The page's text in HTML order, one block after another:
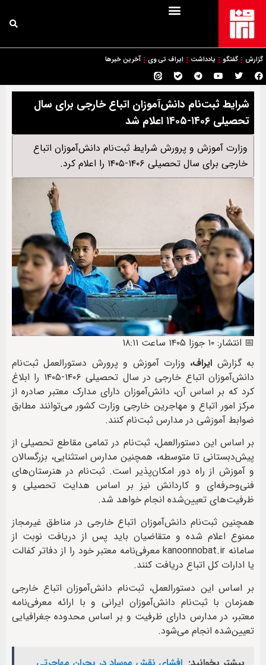
گزارش گفتگو یادداشت ایراف تی وی آخرین خبرها
شرایط ثبت‌نام دانش‌آموزان اتباع خارجی برای سال
تحصیلی ۱۴۰۶-۱۴۰۵ اعلام شد
وزارت آموزش و پرورش شرایط ثبت‌نام دانش‌آموزان اتباع
خارجی برای سال تحصیلی ۱۴۰۶-۱۴۰۵ را اعلام کرد.
📅 انتشار: ۱۰ جوزا ۱۴۰۵ ساعت ۱۸:۱۱
به گزارش ایراف، وزارت آموزش و پرورش دستورالعمل ثبت‌نام
دانش‌آموزان اتباع خارجی در سال تحصیلی ۱۴۰۶-۱۴۰۵ را ابلاغ
کرد که بر اساس آن، دانش‌آموزان دارای مدارک معتبر صادره از
مرکز امور اتباع و مهاجرین خارجی وزارت کشور می‌توانند مطابق
ضوابط آموزشی در مدارس ثبت‌نام کنند.
بر اساس این دستورالعمل، ثبت‌نام در تمامی مقاطع تحصیلی از
پیش‌دبستانی تا متوسطه، همچنین مدارس استثنایی، بزرگسالان
و آموزش از راه دور امکان‌پذیر است. ثبت‌نام در هنرستان‌های
فنی‌وحرفه‌ای و کاردانش نیز بر اساس هدایت تحصیلی و
ظرفیت‌های تعیین‌شده انجام خواهد شد.
همچنین ثبت‌نام دانش‌آموزان اتباع خارجی در مناطق غیرمجاز
ممنوع اعلام شده و متقاضیان باید پس از دریافت نوبت از
سامانه kanoonnobat.ir معرفی‌نامه معتبر خود را از دفاتر کفالت
یا ادارات کل اتباع دریافت کنند.
بر اساس این دستورالعمل، ثبت‌نام دانش‌آموزان اتباع خارجی
همزمان با ثبت‌نام دانش‌آموزان ایرانی و با ارائه معرفی‌نامه
معتبر، در مدارس دارای ظرفیت و بر اساس محدوده جغرافیایی
تعیین‌شده انجام می‌شود.